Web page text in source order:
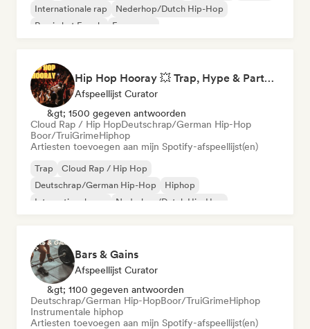
Internationale rap
Nederhop/Dutch Hip-Hop
Rap in het Engels
Franse rap
Hip Hop Hooray 💥 Trap, Hype & Party Rap Bangers
Afspeellijst Curator
&gt; 1500 gegeven antwoorden
Cloud Rap / Hip HopDeutschrap/German Hip-Hop
Boor/TruiGrimeHiphop
Artiesten toevoegen aan mijn Spotify-afspeellijst(en)
Trap
Cloud Rap / Hip Hop
Deutschrap/German Hip-Hop
Hiphop
Internationale rap
Nederhop/Dutch Hip-Hop
Bars & Gains
Afspeellijst Curator
&gt; 1100 gegeven antwoorden
Deutschrap/German Hip-HopBoor/TruiGrimeHiphop
Instrumentale hiphop
Artiesten toevoegen aan mijn Spotify-afspeellijst(en)